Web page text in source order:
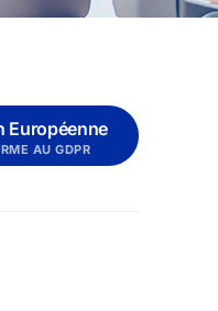
Européenne
AU GDPR